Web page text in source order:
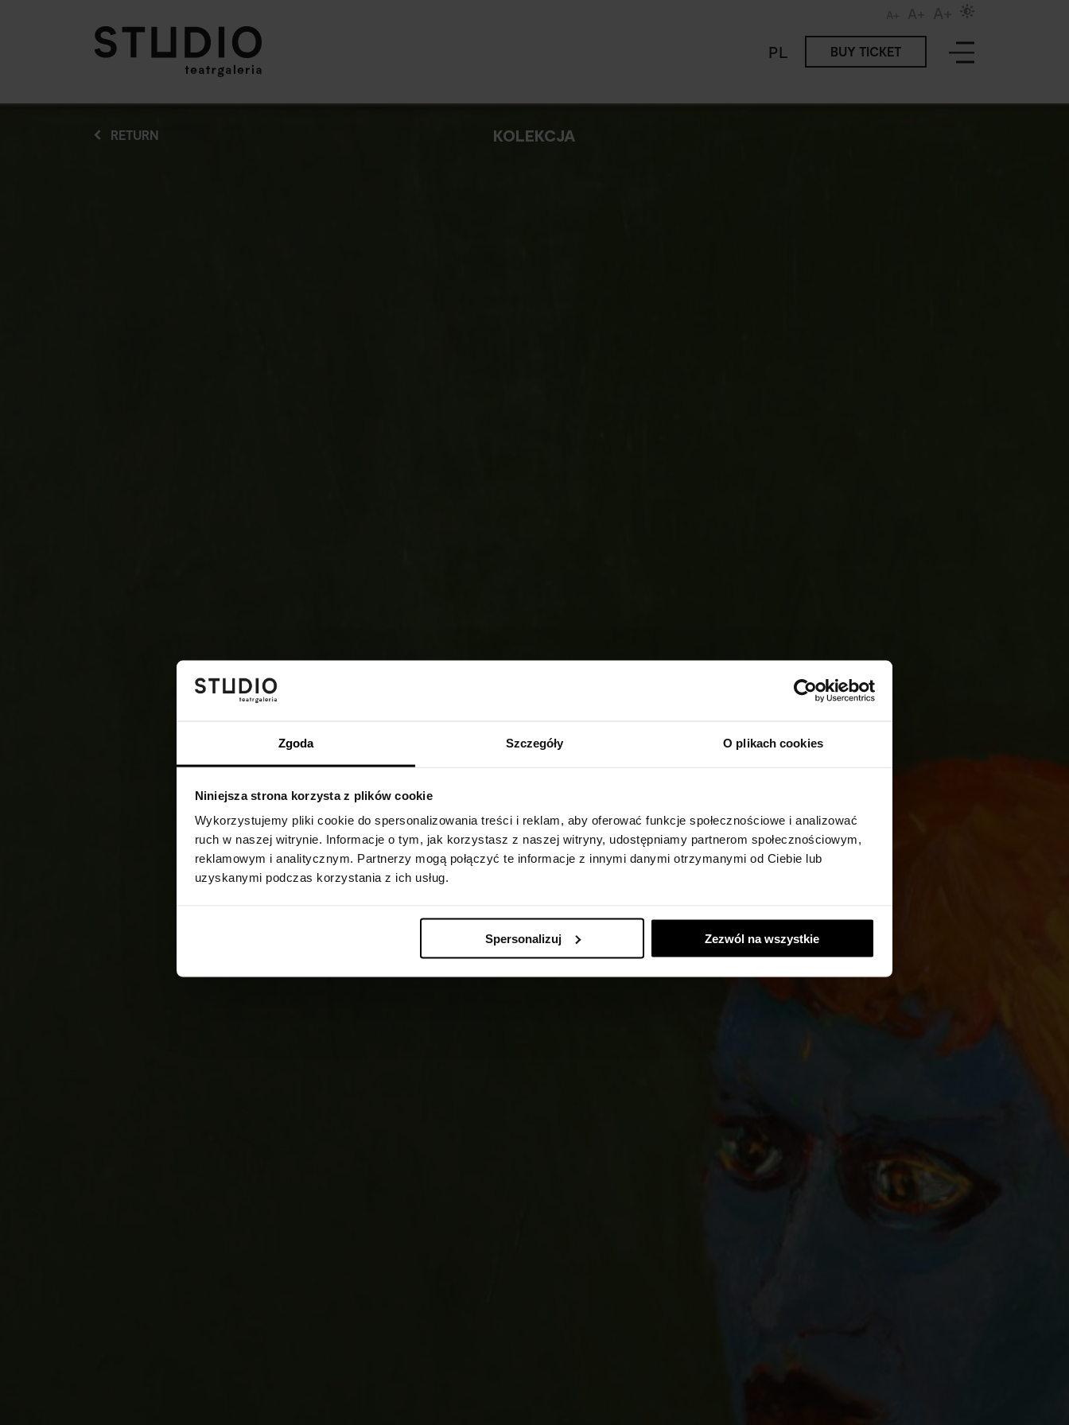
Zgoda Szczegóły O plikach cookies
Niniejsza strona korzysta z plików cookie
Wykorzystujemy pliki cookie do spersonalizowania treści i reklam, aby oferować funkcje społecznościowe i analizować
ruch w naszej witrynie. Informacje o tym, jak korzystasz z naszej witryny, udostępniamy partnerom społecznościowym,
reklamowym i analitycznym. Partnerzy mogą połączyć te informacje z innymi danymi otrzymanymi od Ciebie lub
uzyskanymi podczas korzystania z ich usług.
Spersonalizuj Zezwól na wszystkie
PL BUY TICKET
KOLEKCJA
RETURN